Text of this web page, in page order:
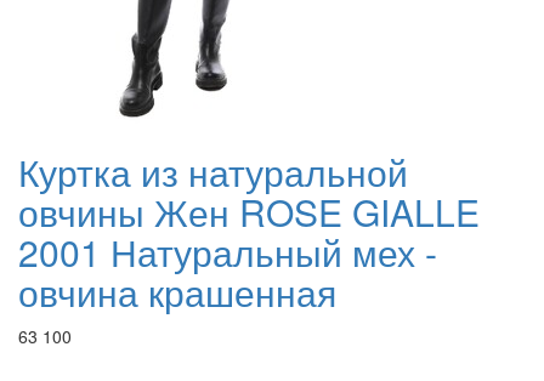
Куртка из натуральной
овчины Жен ROSE GIALLE
2001 Натуральный мех -
овчина крашенная
63 100